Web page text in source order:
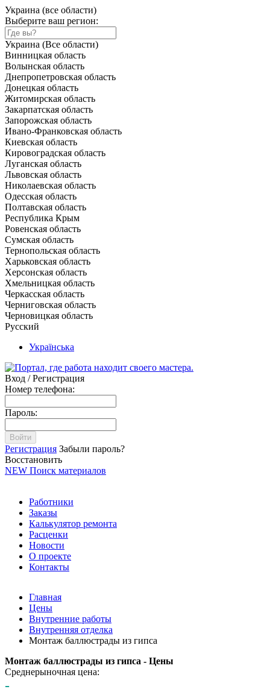
Украина (все области)
Выберите ваш регион:
Украина (Все области)
Винницкая область
Волынская область
Днепропетровская область
Донецкая область
Житомирская область
Закарпатская область
Запорожская область
Ивано-Франковская область
Киевская область
Кировоградская область
Луганская область
Львовская область
Николаевская область
Одесская область
Полтавская область
Республика Крым
Ровенская область
Сумская область
Тернопольская область
Харьковская область
Херсонская область
Хмельницкая область
Черкасская область
Черниговская область
Черновицкая область
Русский
Українська
Вход / Регистрация
Номер телефона:
Пароль:
Войти
Регистрация Забыли пароль?
Восстановить
NEW Поиск материалов
Работники
Заказы
Калькулятор ремонта
Расценки
Новости
О проекте
Контакты
Главная
Цены
Внутренние работы
Внутренняя отделка
Монтаж баллюстрады из гипса
Монтаж баллюстрады из гипса - Цены
Среднерыночная цена:
-